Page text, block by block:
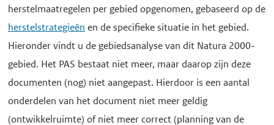
herstelmaatregelen per gebied opgenomen, gebaseerd op de
herstelstrategieën en de specifieke situatie in het gebied.
Hieronder vindt u de gebiedsanalyse van dit Natura 2000-
gebied. Het PAS bestaat niet meer, maar daarop zijn deze
documenten (nog) niet aangepast. Hierdoor is een aantal
onderdelen van het document niet meer geldig
(ontwikkelruimte) of niet meer correct (planning van de